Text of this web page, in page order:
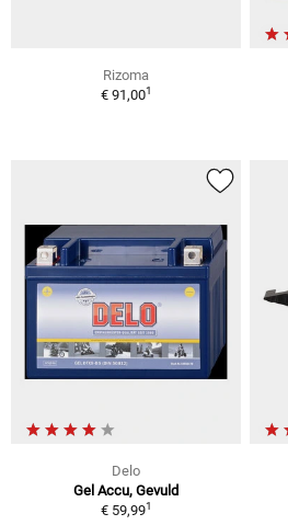
Rizoma
€ 91,001
Delo
Gel Accu, Gevuld
€ 59,991